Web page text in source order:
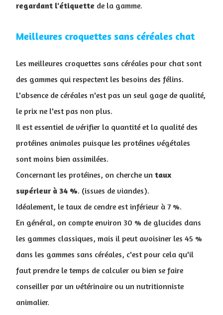
regardant l'étiquette de la gamme.
Meilleures croquettes sans céréales chat
Les meilleures croquettes sans céréales pour chat sont
des gammes qui respectent les besoins des félins.
L'absence de céréales n'est pas un seul gage de qualité,
le prix ne l'est pas non plus.
Il est essentiel de vérifier la quantité et la qualité des
protéines animales puisque les protéines végétales
sont moins bien assimilées.
Concernant les protéines, on cherche un taux
supérieur à 34 %. (issues de viandes).
Idéalement, le taux de cendre est inférieur à 7 %.
En général, on compte environ 30 % de glucides dans
les gammes classiques, mais il peut avoisiner les 45 %
dans les gammes sans céréales, c'est pour cela qu'il
faut prendre le temps de calculer ou bien se faire
conseiller par un vétérinaire ou un nutritionniste
animalier.